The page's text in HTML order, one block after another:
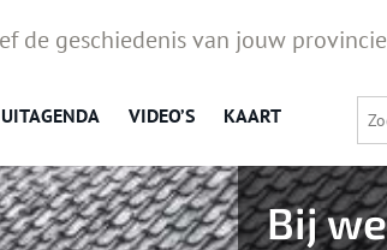
de geschiedenis van jouw provincie
UITAGENDA VIDEO’S KAART
Bij